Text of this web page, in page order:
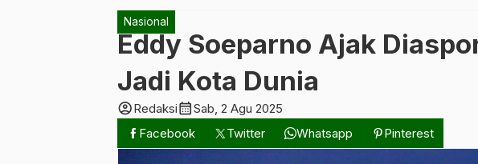
Nasional
Eddy Soeparno Ajak
Jadi Kota Dunia
account_circleRedaksicalendar_monthSab, 2 Agu 2025
Facebook
Twitter Whatsapp Pinterest